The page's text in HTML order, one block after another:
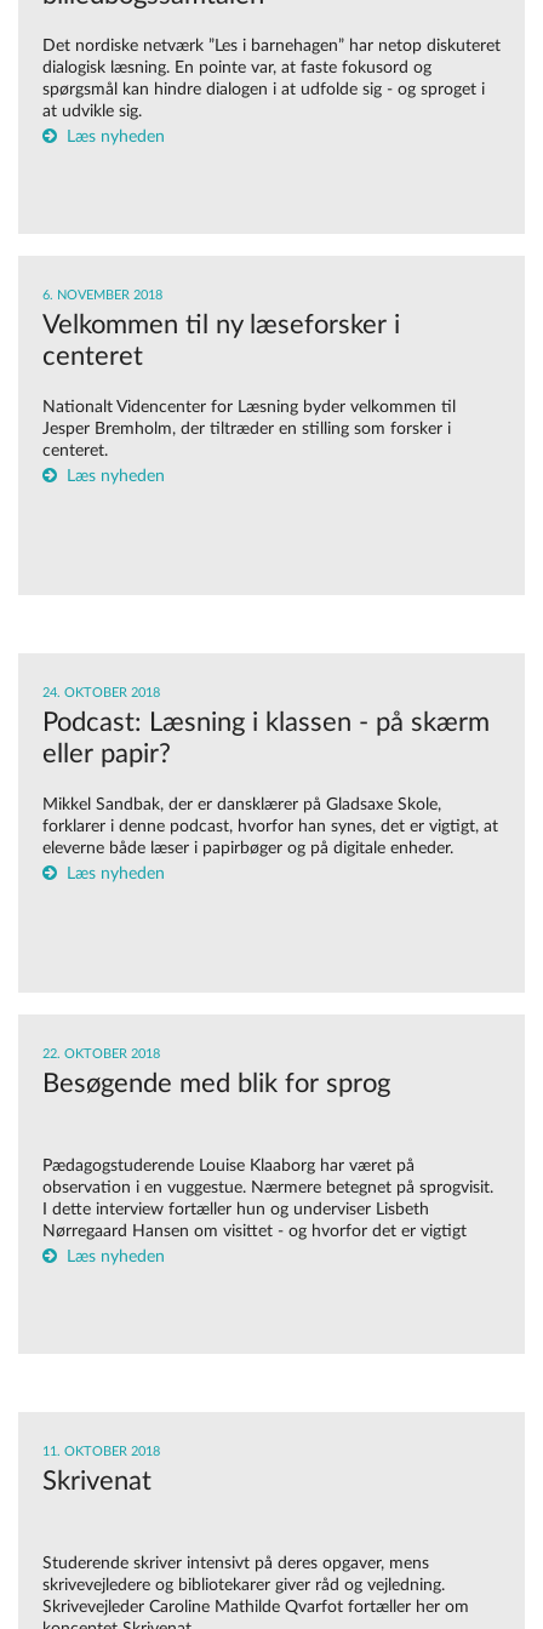
Det nordiske netværk ”Les i barnehagen” har netop diskuteret
dialogisk læsning. En pointe var, at faste fokusord og
spørgsmål kan hindre dialogen i at udfolde sig - og sproget i
at udvikle sig.
Læs nyheden
6. NOVEMBER 2018
Velkommen til ny læseforsker i
centeret
Nationalt Videncenter for Læsning byder velkommen til
Jesper Bremholm, der tiltræder en stilling som forsker i
centeret.
Læs nyheden
24. OKTOBER 2018
Podcast: Læsning i klassen - på skærm
eller papir?
Mikkel Sandbak, der er dansklærer på Gladsaxe Skole,
forklarer i denne podcast, hvorfor han synes, det er vigtigt, at
eleverne både læser i papirbøger og på digitale enheder.
Læs nyheden
22. OKTOBER 2018
Besø​gende med blik for sprog
Pædagogstuderende Louise Klaaborg har været på
observation i en vuggestue. Nærmere betegnet på sprogvisit.
I dette interview fortæller hun og underviser Lisbeth
Nørregaard Hansen om visittet - og hvorfor det er vigtigt
Læs nyheden
11. OKTOBER 2018
Skrivenat
Studerende skriver intensivt på deres opgaver, mens
skrivevejledere og bibliotekarer giver råd og vejledning.
Skrivevejleder Caroline Mathilde Qvarfot fortæller her om